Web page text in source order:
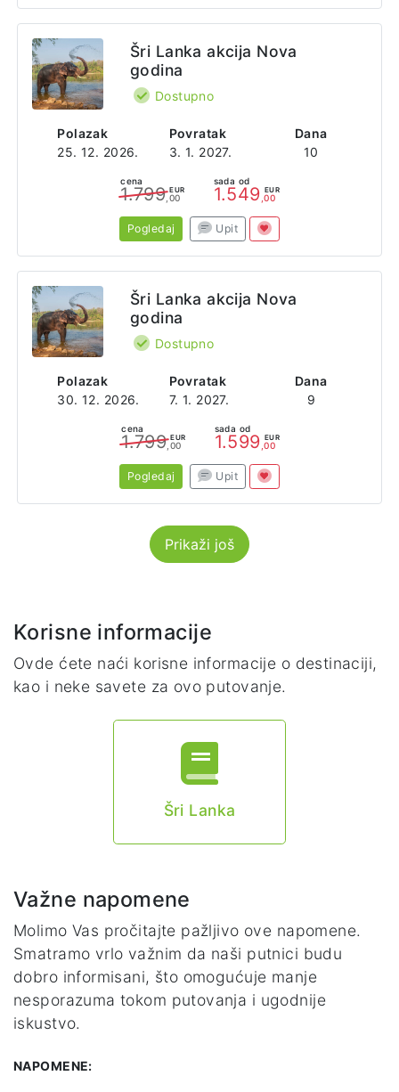
Polazak
25. 12. 2026.
Povratak
3. 1. 2027.
Dana
10
Šri Lanka akcija Nova
godina
Dostupno
cena
1.799 EUR
,00
sada od
1.549 EUR
,00
Pogledaj Upit
Polazak
30. 12. 2026.
Povratak
7. 1. 2027.
Dana
9
Šri Lanka akcija Nova
godina
Dostupno
cena
1.799 EUR
,00
sada od
1.599 EUR
,00
Pogledaj Upit
Prikaži još
Korisne informacije
Ovde ćete naći korisne informacije o destinaciji,
kao i neke savete za ovo putovanje.
Šri Lanka
Važne napomene
Molimo Vas pročitajte pažljivo ove napomene.
Smatramo vrlo važnim da naši putnici budu
dobro informisani, što omogućuje manje
nesporazuma tokom putovanja i ugodnije
iskustvo.
NAPOMENE: